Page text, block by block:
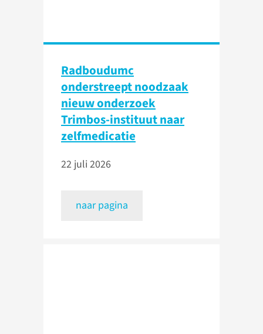
Radboudumc
onderstreept noodzaak
nieuw onderzoek
Trimbos-instituut naar
zelfmedicatie
22 juli 2026
naar pagina